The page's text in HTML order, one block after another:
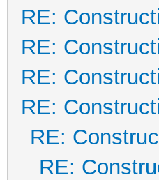
RE:
RE:
RE:
RE:
RE:
RE: